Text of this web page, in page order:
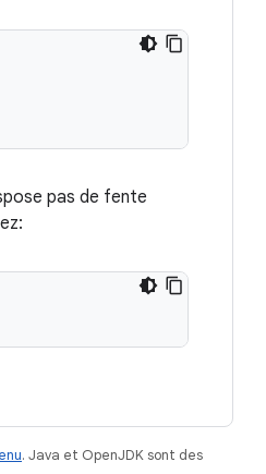
pas de fente
. Java et OpenJDK sont des